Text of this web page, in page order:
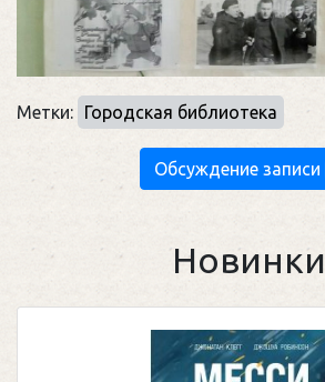
Метки: Городская библиотека
Обсуждение записи
Новинки